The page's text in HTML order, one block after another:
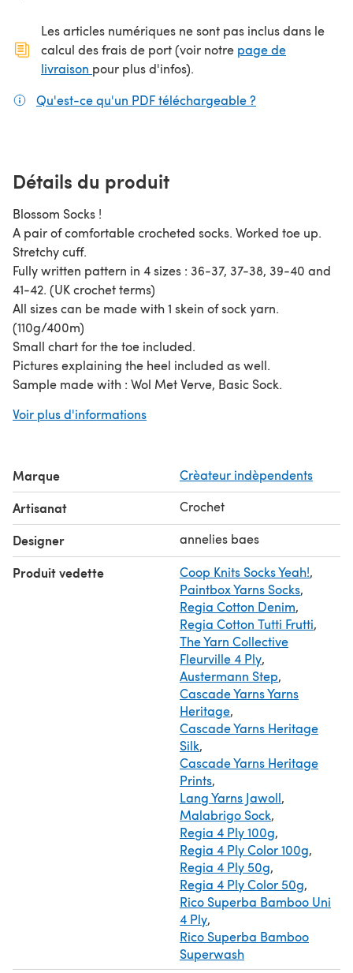
Les articles numériques ne sont pas inclus dans le
calcul des frais de port (voir notre page de
livraison (s'ouvre dans un nouvel onglet)
pour plus d'infos).
Qu'est-ce qu'un PDF téléchargeable ?
Détails du produit
Blossom Socks !
A pair of comfortable crocheted socks. Worked toe up.
Stretchy cuff.
Fully written pattern in 4 sizes : 36-37, 37-38, 39-40 and
41-42. (UK crochet terms)
All sizes can be made with 1 skein of sock yarn.
(110g/400m)
Small chart for the toe included.
Pictures explaining the heel included as well.
Sample made with : Wol Met Verve, Basic Sock.
Voir plus d'informations
Marque Crèateur indèpendents
Artisanat Crochet
Designer annelies baes
Produit vedette Coop Knits Socks Yeah!,
Paintbox Yarns Socks,
Regia Cotton Denim,
Regia Cotton Tutti Frutti,
The Yarn Collective
Fleurville 4 Ply,
Austermann Step,
Cascade Yarns Yarns
Heritage,
Cascade Yarns Heritage
Silk,
Cascade Yarns Heritage
Prints,
Lang Yarns Jawoll,
Malabrigo Sock,
Regia 4 Ply 100g,
Regia 4 Ply Color 100g,
Regia 4 Ply 50g,
Regia 4 Ply Color 50g,
Rico Superba Bamboo Uni
4 Ply,
Rico Superba Bamboo
Superwash